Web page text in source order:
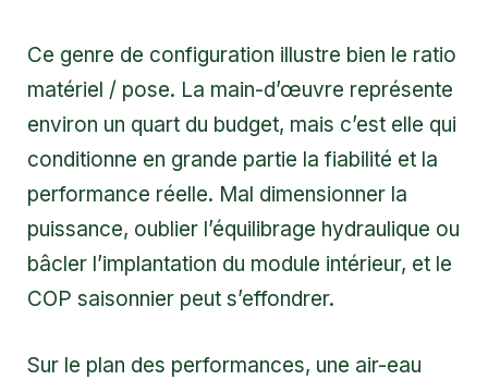
Ce genre de configuration illustre bien le ratio
matériel / pose. La main-d’œuvre représente
environ un quart du budget, mais c’est elle qui
conditionne en grande partie la fiabilité et la
performance réelle. Mal dimensionner la
puissance, oublier l’équilibrage hydraulique ou
bâcler l’implantation du module intérieur, et le
COP saisonnier peut s’effondrer.
Sur le plan des performances, une air-eau